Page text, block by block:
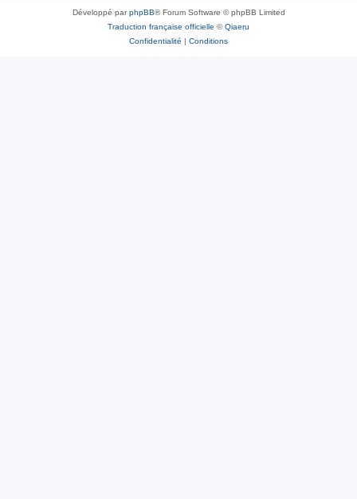
Développé parphpBB® Forum Software © phpBB Limited
Traduction française officielle ©Qiaeru
Confidentialité | Conditions